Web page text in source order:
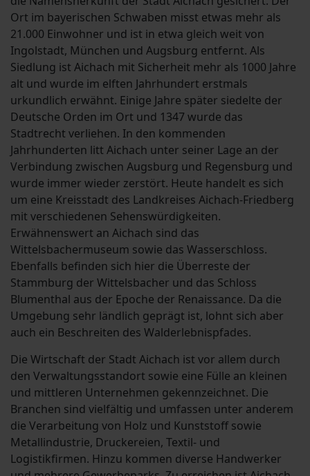
Ort im bayerischen Schwaben misst etwas mehr als
21.000 Einwohner und ist in etwa gleich weit von
Ingolstadt, München und Augsburg entfernt. Als
Siedlung ist Aichach mit Sicherheit mehr als 1000 Jahre
alt und wurde im elften Jahrhundert erstmals
urkundlich erwähnt. Einige Jahre später siedelte der
Deutsche Orden im Ort und 1347 wurde das
Stadtrecht verliehen. In den kommenden
Jahrhunderten litt Aichach unter seiner Lage an der
Verbindung zwischen Augsburg und Regensburg und
wurde immer wieder zerstört. Heute handelt es sich
um eine Kreisstadt des Landkreises Aichach-Friedberg
mit verschiedenen Sehenswürdigkeiten.
Erwähnenswert an Aichach sind das
Wittelsbachermuseum sowie das Wasserschloss.
Ebenfalls befinden sich hier die Überreste der
Stammburg der Wittelsbacher und das Schloss
Blumenthal aus der Epoche der Renaissance. Da die
Umgebung sehr ländlich geprägt ist, lohnt sich aber
auch ein Beschreiten des Walderlebnispfades.
Die Wirtschaft der Stadt Aichach ist vor allem durch
den Verwaltungsstandort sowie eine Fülle an kleinen
und mittleren Unternehmen gekennzeichnet. Die
Branchen sind vielfältig und umfassen unter anderem
die Verarbeitung von Holz und Kunststoff sowie
Metallindustrie, Druckereien, Textil- und
Logistikfirmen. Hinzu kommen diverse Handwerker